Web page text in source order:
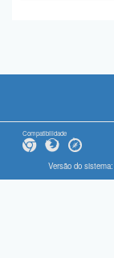
Compatibilidade
Versão do